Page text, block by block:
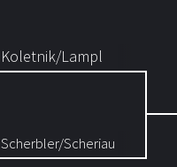
Koletnik/Lampl
Scherbler/Scheriau